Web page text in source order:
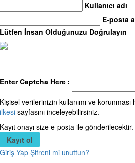
Kullanıcı adı
E-posta
Lütfen İnsan Olduğunuzu Doğrulayın
Enter Captcha Here :
Kişisel verilerinizin kullanımı ve korunması
ilkesi sayfasını inceleyebilirsiniz.
Kayıt onayı size e-posta ile gönderilecektir.
Giriş Yap Şifreni mi unuttun?